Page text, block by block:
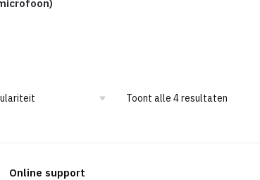
Toont alle 4 resultaten
Online support